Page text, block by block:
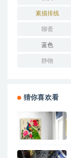
素描排线
聊斋
蓝色
静物
猜你喜欢看